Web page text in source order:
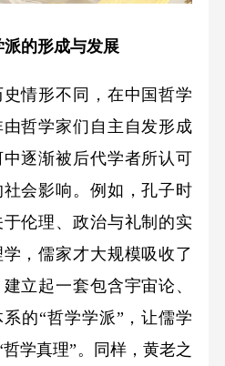
派的形成与发展
情形不同，在中国哲学
哲学家们自主自发形成
逐渐被后代学者所认可
会影响。例如，孔子时
伦理、政治与礼制的实
，儒家才大规模吸收了
立起一套包含宇宙论、
的“哲学学派”，让儒学
学真理”。同样，黄老之